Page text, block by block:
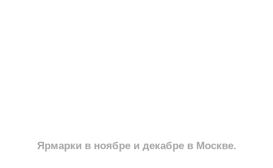
Ярмарки в ноябре и декабре в Москве.